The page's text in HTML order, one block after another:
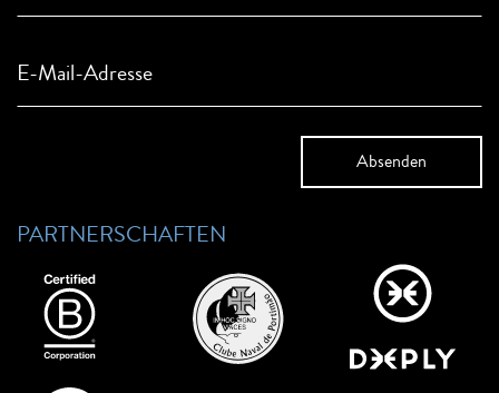
E-Mail-Adresse
PARTNERSCHAFTEN